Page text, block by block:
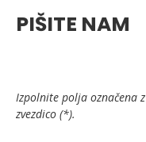
PIŠITE NAM
Izpolnite polja označena z
zvezdico (*).